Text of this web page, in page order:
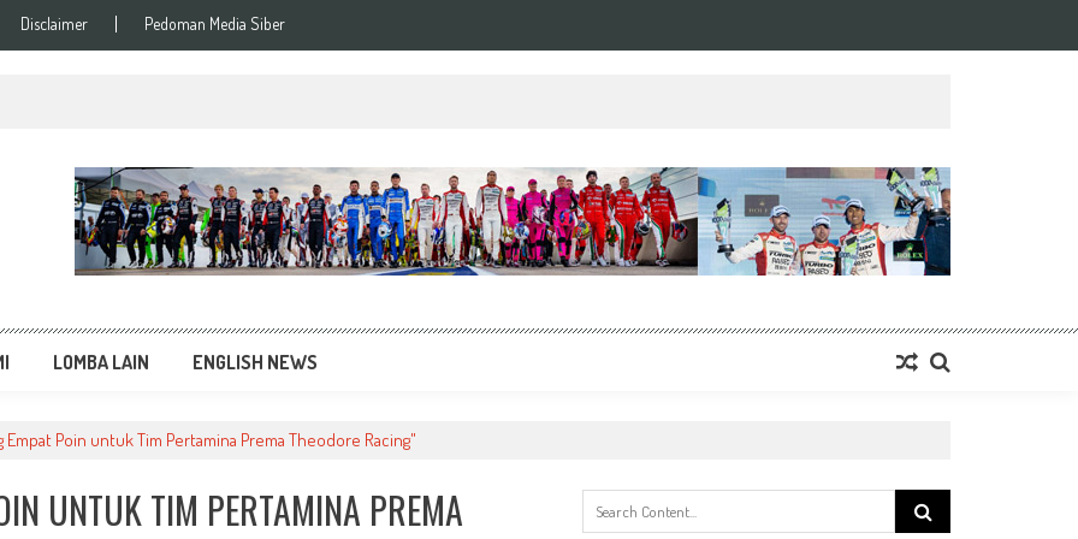
Disclaimer Pedoman Media Siber
Balap Terupdate
LOMBA LAIN ENGLISH NEWS
Empat Poin untuk Tim Pertamina Prema Theodore Racing"
UNTUK TIM PERTAMINA PREMA
Search
for: